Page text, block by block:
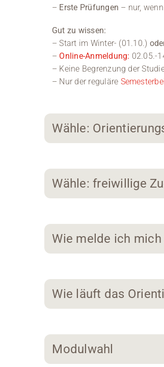
– Erste Prüfungen – nur,
Gut zu wissen:
– Start im Winter- (01.10.)
– Online-Anmeldung: 02.05.-
– Keine Begrenzung der
– Nur der reguläre
Wähle:
Wähle: freiwillige
Wie melde ich
Wie läuft das
Modulwahl